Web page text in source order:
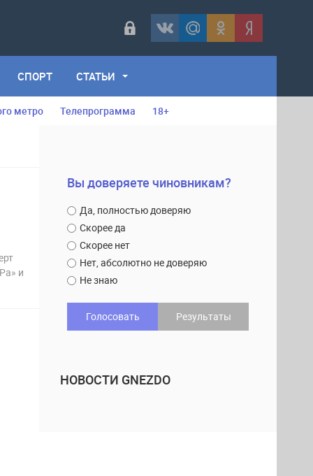
СПОРТ СТАТЬИ
метро Телепрограмма 18+
и
Вы доверяете чиновникам?
Да, полностью доверяю
Скорее да
Скорее нет
Нет, абсолютно не доверяю
Не знаю
Голосовать Результаты
НОВОСТИ GNEZDO